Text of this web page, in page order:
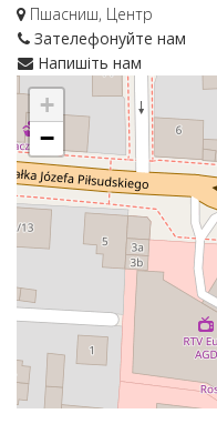
Пшасниш, Центр
Зателефонуйте нам
Напишіть нам
+
−